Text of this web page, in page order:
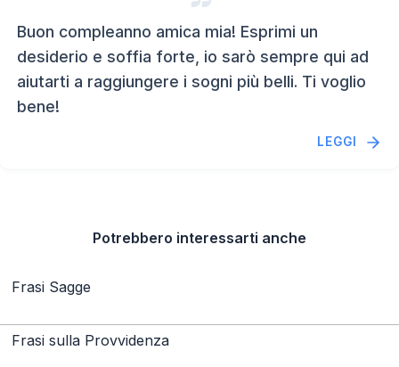
Buon compleanno amica mia! Esprimi un
desiderio e soffia forte, io sarò sempre qui ad
aiutarti a raggiungere i sogni più belli. Ti voglio
bene!
LEGGI
Potrebbero interessarti anche
Frasi Sagge
Frasi sulla Provvidenza